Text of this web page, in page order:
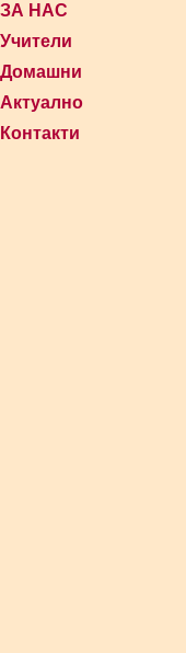
ЗА НАС
Учители
Домашни
Актуално
Контакти